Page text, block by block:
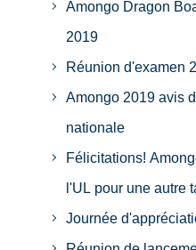
Amongo Dragon
2019
Réunion d'examen
Amongo 2019 avis
nationale
Félicitations!
l'UL pour une autre
Journée